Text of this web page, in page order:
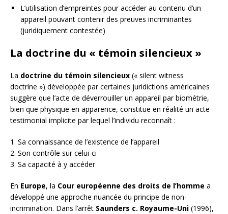
L’utilisation d’empreintes pour accéder au contenu d’un
appareil pouvant contenir des preuves incriminantes
(juridiquement contestée)
La doctrine du « témoin silencieux »
La doctrine du témoin silencieux (« silent witness
doctrine ») développée par certaines juridictions américaines
suggère que l’acte de déverrouiller un appareil par biométrie,
bien que physique en apparence, constitue en réalité un acte
testimonial implicite par lequel l’individu reconnaît :
1. Sa connaissance de l’existence de l’appareil
2. Son contrôle sur celui-ci
3. Sa capacité à y accéder
En Europe, la Cour européenne des droits de l’homme a
développé une approche nuancée du principe de non-
incrimination. Dans l’arrêt Saunders c. Royaume-Uni (1996),